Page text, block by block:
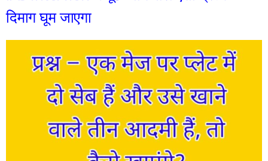
दिमाग घूम जाएगा